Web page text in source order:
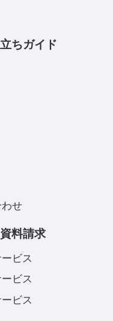
ちガイド
せ
料請求
ビス
ビス
ビス